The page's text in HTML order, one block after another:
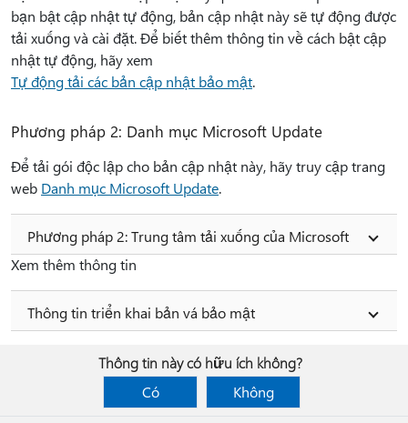
bạn bật cập nhật tự động, bản cập nhật này sẽ tự động được
tải xuống và cài đặt. Để biết thêm thông tin về cách bật cập
nhật tự động, hãy xem
Tự động tải các bản cập nhật bảo mật.
Phương pháp 2: Danh mục Microsoft Update
Để tải gói độc lập cho bản cập nhật này, hãy truy cập trang
web Danh mục Microsoft Update.
Phương pháp 2: Trung tâm tải xuống của Microsoft
Xem thêm thông tin
Thông tin triển khai bản vá bảo mật
Thông tin này có hữu ích không?
Có
Không